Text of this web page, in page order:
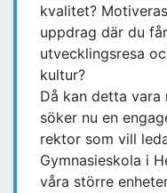
kvalitet?
uppdrag där du
utvecklingsresa
kultur?
Då kan detta
söker nu en
rektor som vill
Gymnasieskola i
våra större